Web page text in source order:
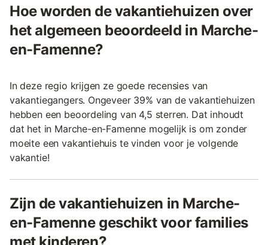
Hoe worden de vakantiehuizen over
het algemeen beoordeeld in Marche-
en-Famenne?
In deze regio krijgen ze goede recensies van
vakantiegangers. Ongeveer 39% van de vakantiehuizen
hebben een beoordeling van 4,5 sterren. Dat inhoudt
dat het in Marche-en-Famenne mogelijk is om zonder
moeite een vakantiehuis te vinden voor je volgende
vakantie!
Zijn de vakantiehuizen in Marche-
en-Famenne geschikt voor families